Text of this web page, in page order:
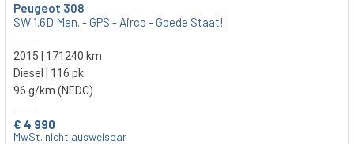
Peugeot 308
SW 1.6D Man. - GPS - Airco - Goede Staat!
2015 | 171240 km
Diesel | 116 pk
96 g/km (NEDC)
€ 4 990
MwSt. nicht ausweisbar